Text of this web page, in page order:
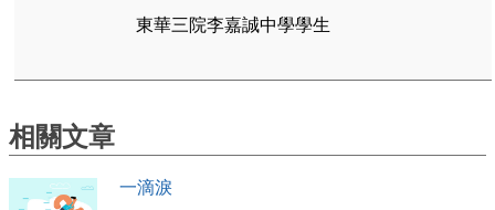
東華三院李嘉誠中學學生
相關文章
一滴淚